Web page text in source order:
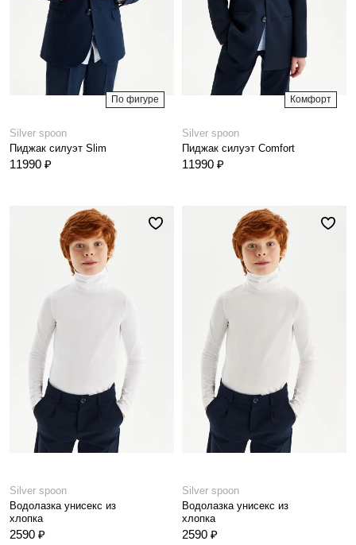
По фигуре
Silver spoon
Пиджак силуэт Slim
11990 ₽
Комфорт
Silver spoon
Пиджак силуэт Comfort
11990 ₽
Silver spoon
Водолазка унисекс из
хлопка
2590 ₽
Silver spoon
Водолазка унисекс из
хлопка
2590 ₽